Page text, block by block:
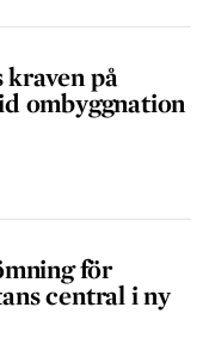
kraven på
ombyggnation
för
central i ny